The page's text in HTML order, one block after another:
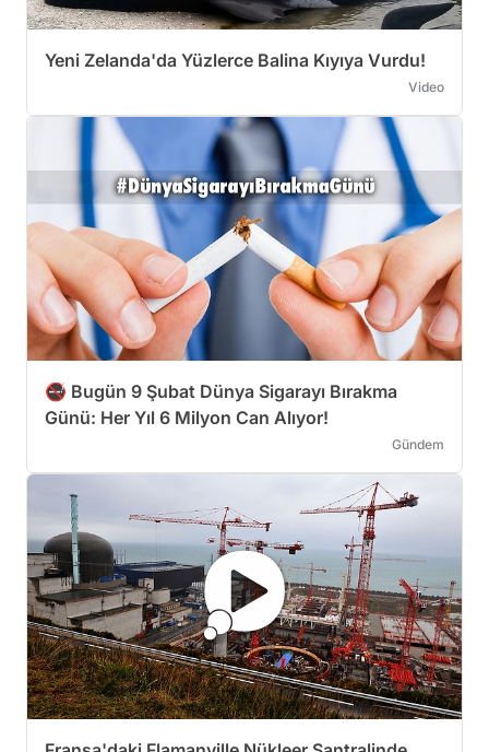
Yeni Zelanda'da Yüzlerce Balina Kıyıya Vurdu!
Video
🚭 Bugün 9 Şubat Dünya Sigarayı Bırakma
Günü: Her Yıl 6 Milyon Can Alıyor!
Gündem